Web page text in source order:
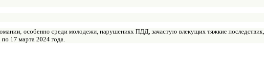
особенно среди молодежи, нарушениях ПДД, зачастую влекущих тяжкие последствия,
17 марта 2024 года.